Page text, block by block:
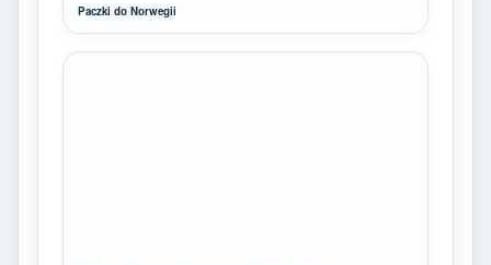
Paczki do Norwegii